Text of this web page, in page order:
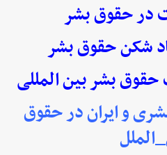
در حقوق بشر
شکن حقوق بشر
بشر بین المللی
و ایران در حقوق